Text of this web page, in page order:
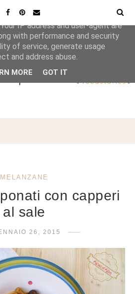
MELANZANE
con capperi
al sale
26, 2015
from Google to deliver its services
IP address and user-agent are
with performance and security
of service, generate usage
and address abuse.
MORE GOT IT